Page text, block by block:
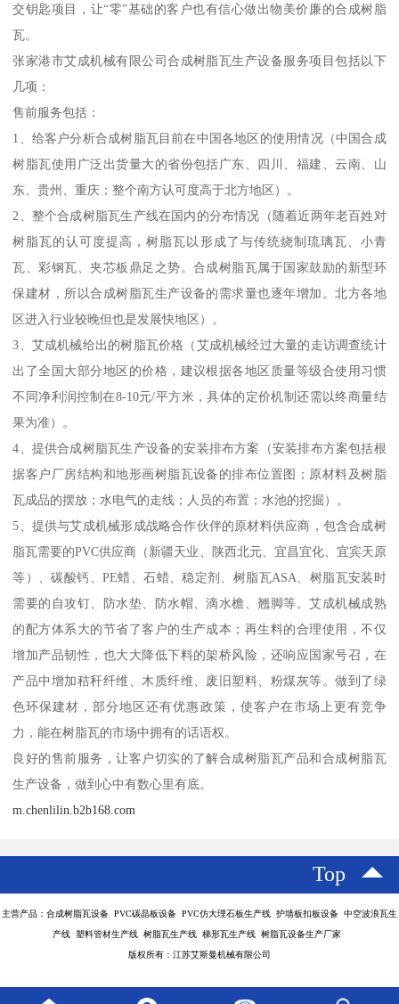
交钥匙项目，让“零”基础的客户也有信心做出物美价廉的合成树脂
瓦。
张家港市艾成机械有限公司合成树脂瓦生产设备服务项目包括以下
几项：
售前服务包括：
1、给客户分析合成树脂瓦目前在中国各地区的使用情况（中国合成
树脂瓦使用广泛出货量大的省份包括广东、四川、福建、云南、山
东、贵州、重庆；整个南方认可度高于北方地区）。
2、整个合成树脂瓦生产线在国内的分布情况（随着近两年老百姓对
树脂瓦的认可度提高，树脂瓦以形成了与传统烧制琉璃瓦、小青
瓦、彩钢瓦、夹芯板鼎足之势。合成树脂瓦属于国家鼓励的新型环
保建材，所以合成树脂瓦生产设备的需求量也逐年增加。北方各地
区进入行业较晚但也是发展快地区）。
3、艾成机械给出的树脂瓦价格（艾成机械经过大量的走访调查统计
出了全国大部分地区的价格，建议根据各地区质量等级合使用习惯
不同净利润控制在8-10元/平方米，具体的定价机制还需以终商量结
果为准）。
4、提供合成树脂瓦生产设备的安装排布方案（安装排布方案包括根
据客户厂房结构和地形画树脂瓦设备的排布位置图；原材料及树脂
瓦成品的摆放；水电气的走线；人员的布置；水池的挖掘）。
5、提供与艾成机械形成战略合作伙伴的原材料供应商，包含合成树
脂瓦需要的PVC供应商（新疆天业、陕西北元、宜昌宜化、宜宾天原
等）、碳酸钙、PE蜡、石蜡、稳定剂、树脂瓦ASA、树脂瓦安装时
需要的自攻钉、防水垫、防水帽、滴水檐、翘脚等。艾成机械成熟
的配方体系大的节省了客户的生产成本；再生料的合理使用，不仅
增加产品韧性，也大大降低下料的架桥风险，还响应国家号召，在
产品中增加秸秆纤维、木质纤维、废旧塑料、粉煤灰等。做到了绿
色环保建材，部分地区还有优惠政策，使客户在市场上更有竞争
力，能在树脂瓦的市场中拥有的话语权。
良好的售前服务，让客户切实的了解合成树脂瓦产品和合成树脂瓦
生产设备，做到心中有数心里有底。
m.chenlilin.b2b168.com
Top
主营产品：合成树脂瓦设备 PVC碳晶板设备 PVC仿大理石板生产线 护墙板扣板设备 中空波浪瓦生
产线 塑料管材生产线 树脂瓦生产线 梯形瓦生产线 树脂瓦设备生产厂家
版权所有：江苏艾斯曼机械有限公司